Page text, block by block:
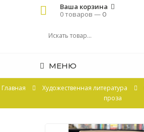
Ваша корзина
0 товаров —0
МЕНЮ
Главная Художественная литература
проза